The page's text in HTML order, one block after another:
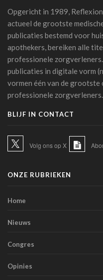
07 juli 2026 - 09:34
Belgische primeur:
scherpere beelden met
06 juli 2026 - 10:49
AZ Oostende test AI-
automatisch omzet in
02 juli 2026 - 14:35
Anthropic lanceert “Claude
01 juli 2026 - 20:51
01 juli 2026 - 13:12
Lucas van de baan
Opgericht in 1989,
actueel de grootste
publicaties bestemd voor
apothekers, bereiken alle
professionele zorgverleners.
publicaties in digitale vorm
vormen één van de grootste
professionele zorgverleners.
BLIJF IN CONTACT
Volg ons op X
ONZE RUBRIEKEN
Home
Nieuws
Congres
Opinies